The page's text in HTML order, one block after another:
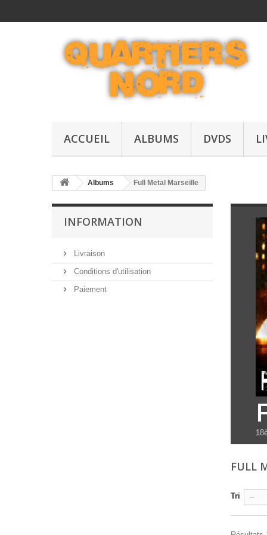
ACCUEIL ALBUMS DVDS
Albums Full Metal Marseille
INFORMATION
Livraison
Conditions d'utilisation
Paiement
FULL
Tri --